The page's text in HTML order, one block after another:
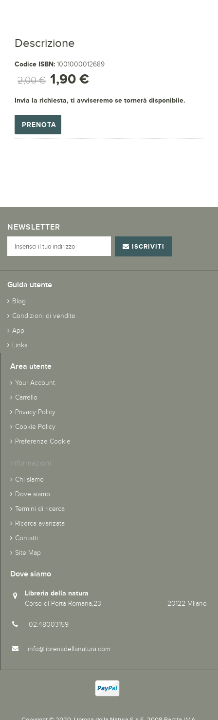
Descrizione
Codice ISBN: 1001000012689
2,00 € 1,90 €
Invia la richiesta, ti avviseremo se tornerà disponibile.
PRENOTA
NEWSLETTER
ISCRIVITI
Guida utente
Blog
Condizioni di vendita
App
Links
Area utente
Your Account
Carrello
Privacy Policy
Cookie Policy
Preferenze Cookie
Informazioni
Chi siamo
Dove siamo
Termini di ricerca
Ricerca avanzata
Contatti
Site Map
Dove siamo
Libreria della natura
Corso di Porta Romana,23 20122 MIlano
02.48003159
info@libreriadellanatura.com